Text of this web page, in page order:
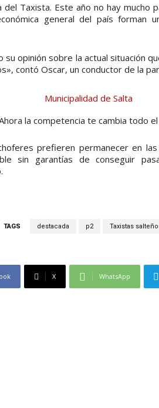
Taxista. Este año no hay mucho
general del país forman
su opinión sobre la actual situación
contó Oscar, un conductor de la
la competencia te cambia todo
prefieren permanecer en
sin garantías de conseguir
TAGS destacada p2 Taxistas
X WhatsApp